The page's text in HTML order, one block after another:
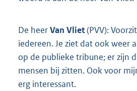
De heerVan Vliet(PVV):
iedereen. Je ziet dat ook weer
op de publieke tribune; er zijn
mensen bij zitten. Ook voor
erg interessant.